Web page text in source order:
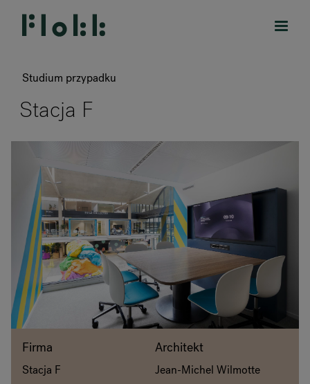
DESIGNERS
MARKI
BLOG
SKLEP
O Flokk
Inwestor
Studium przypadku
Stacja F
Firma
Stacja F
Architekt
Jean-Michel Wilmotte